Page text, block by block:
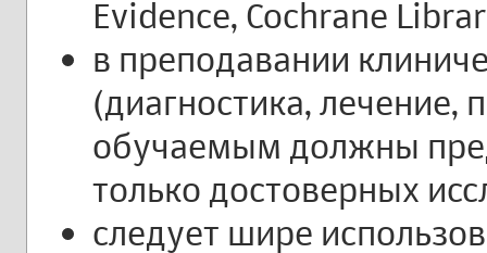
Evidence, Cochrane
в преподавании
(диагностика, лечение,
обучаемым должны
только достоверных
следует шире